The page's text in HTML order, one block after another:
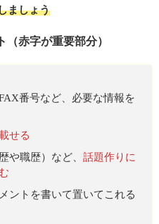
ましょう
赤字が重要部分）
番号など、必要な情報を
せる
や職歴）など、 話題作りに
ントを書いて置いてこれる